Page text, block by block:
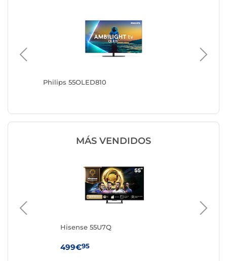
Philips 55OLED810
MÁS VENDIDOS
Hisense 55U7Q
499€95